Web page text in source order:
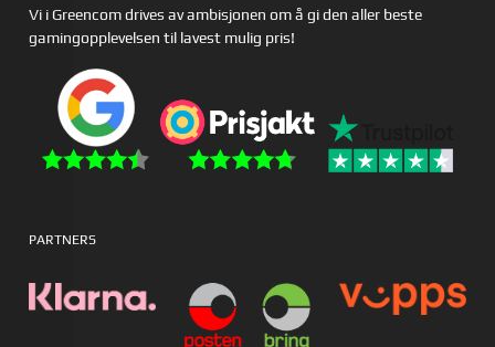
Vi i Greencom drives av ambisjonen om å gi den aller beste
gamingopplevelsen til lavest mulig pris!
PARTNERS